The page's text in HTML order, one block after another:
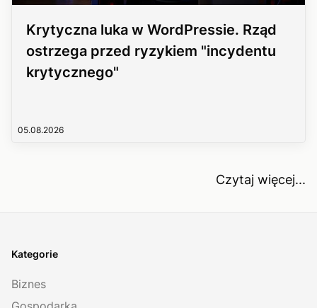
Krytyczna luka w WordPressie. Rząd
ostrzega przed ryzykiem "incydentu
krytycznego"
05.08.2026
Czytaj więcej...
Kategorie
Biznes